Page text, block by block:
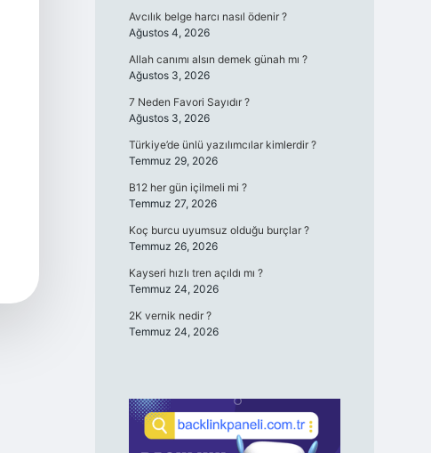
Avcılık belge harcı nasıl ödenir ?
Ağustos 4, 2026
Allah canımı alsın demek günah mı ?
Ağustos 3, 2026
7 Neden Favori Sayıdır ?
Ağustos 3, 2026
Türkiye’de ünlü yazılımcılar kimlerdir ?
Temmuz 29, 2026
B12 her gün içilmeli mi ?
Temmuz 27, 2026
Koç burcu uyumsuz olduğu burçlar ?
Temmuz 26, 2026
Kayseri hızlı tren açıldı mı ?
Temmuz 24, 2026
2K vernik nedir ?
Temmuz 24, 2026